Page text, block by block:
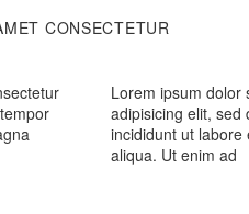
CONSECTETUR
Lorem ipsum dolor
adipisicing elit, sed
incididunt ut labore
aliqua. Ut enim ad